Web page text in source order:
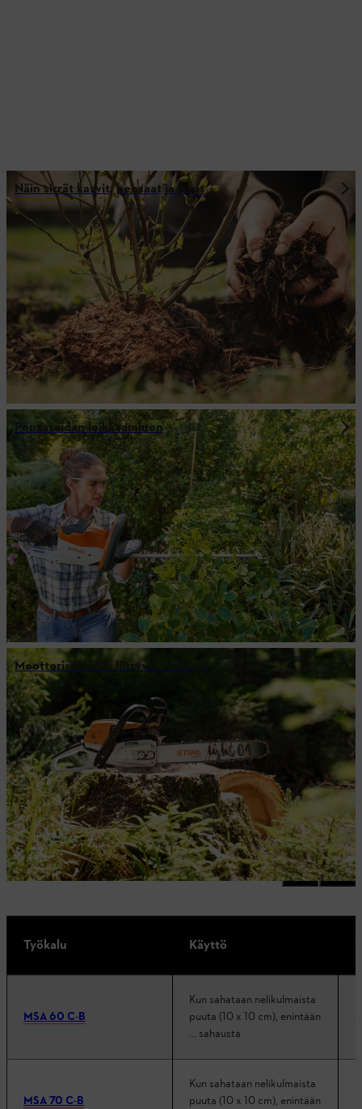
Näin sirrät kasvit, pensaat ja puut
Pensasaidan leikkaaminen
Moottorisahoihin liittyviä vinkkejä
Joustava akkuteho: AK-järjestelmän teho
Kuinka paljon voit tehdä täyteen ladatulla STIHL AK -järjestelmän
akulla? Alla olevassa taulukossa on esimerkkejä siitä, miten
tehokkaat AK-akut yhdessä AK-järjestelmän sähkötyökalujen
kanssa toimivat päivittäisessä työssä.
Yksityiskohtaiset tiedot löytyvät myös kohdastaKäyttö- ja
latausajat.
Työkalu Käyttö
MSA 60 C-B
Kun sahataan nelikulmaista
puuta (10 x 10 cm), enintään
... sahausta
MSA 70 C-B
Kun sahataan nelikulmaista
puuta (10 x 10 cm), enintään